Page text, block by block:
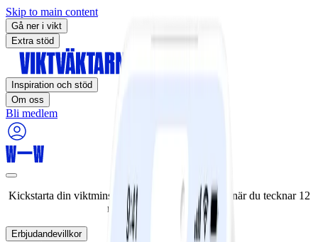
Skip to main content
Gå ner i vikt
Extra stöd
Inspiration och stöd
Om oss
Bli medlem
Kickstarta din viktminskningsresa nu! Spara 50% när du tecknar 12
månaders medlemskap.
Erbjudandevillkor